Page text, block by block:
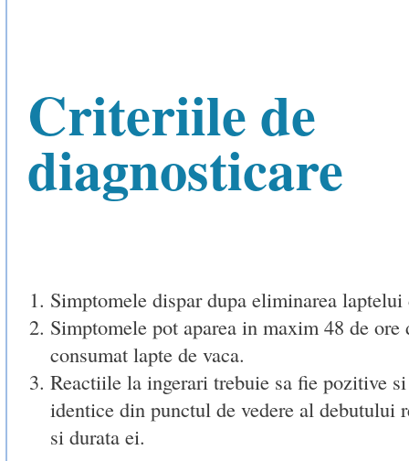
Criteriile de
diagnosticare
Simptomele dispar dupa eliminarea laptelui
Simptomele pot aparea in maxim 48 de ore
consumat lapte de vaca.
Reactiile la ingerari trebuie sa fie pozitive
identice din punctul de vedere al debutului
si durata ei.